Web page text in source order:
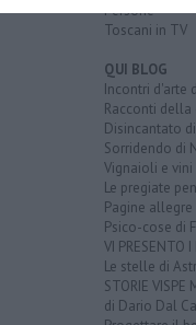
Persone
Toscani in TV
QUI BLOG
Incontri d'arte
Racconti
Disincantato
Sorridendo di
Vignaioli e
Le pregiate
Pagine
Psico-cose di
VI PRESENTO
Le stelle di
STORIE VISPE
di Dario Dal